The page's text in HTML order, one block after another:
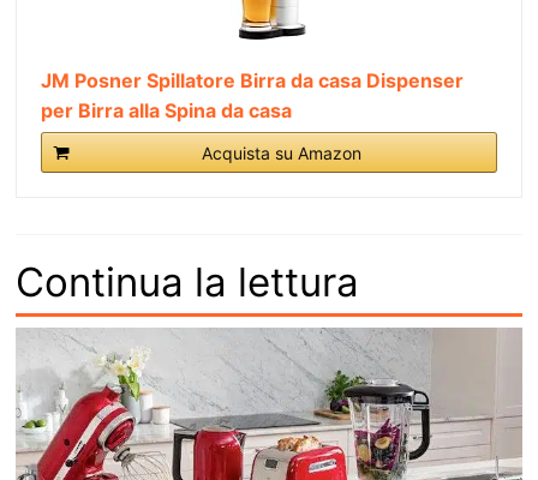
JM Posner Spillatore Birra da casa Dispenser
per Birra alla Spina da casa
Acquista su Amazon
Continua la lettura